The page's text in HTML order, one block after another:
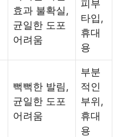
효과 불확실,
균일한 도포
어려움
피부
타입,
휴대
용
뻑뻑한 발림,
균일한 도포
어려움
부분
적인
부위,
휴대
용